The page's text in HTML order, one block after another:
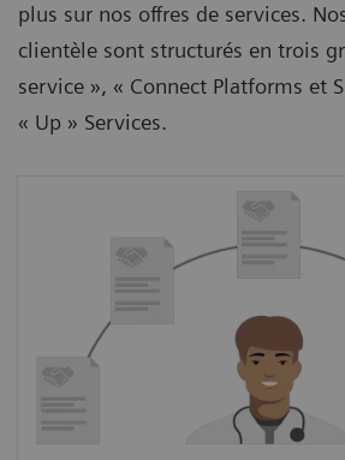
plus sur nos offres de services.
clientèle sont structurés en trois
service », « Connect Platforms et
« Up » Services.